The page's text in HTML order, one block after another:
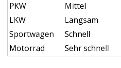
PKW
Mittel
LKW
Langsam
Sportwagen
Schnell
Motorrad
Sehr schnell